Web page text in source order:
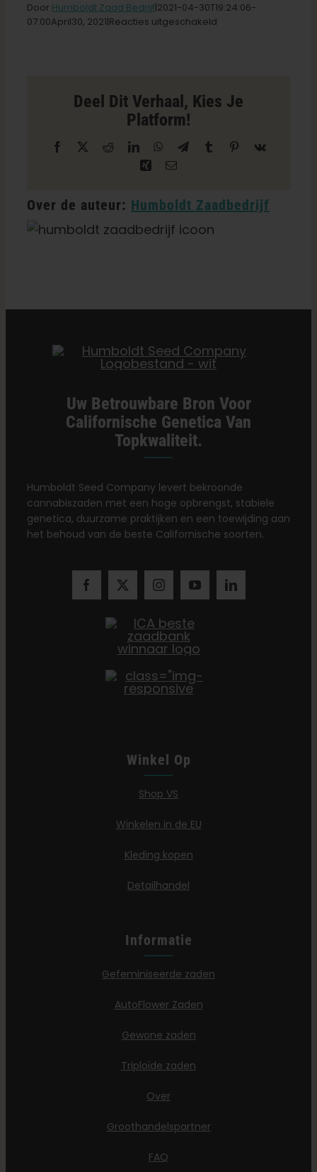
Door Humboldt Zaad Bedrijf|2021-04-30T19:24:06-
07:00April30, 2021|Reacties uitgeschakeld
Dewey
Deel Dit Verhaal, Kies Je
Platform!
Facebook RedditLinkedInWhatsApp
TelegramTumblr Pinterest
Vk
Xing E-
Over de auteur: Humboldt Zaadbedrijf
Uw Betrouwbare Bron Voor
Californische Genetica Van
Topkwaliteit.
Humboldt Seed Company levert bekroonde
cannabiszaden met een hoge opbrengst, stabiele
genetica, duurzame praktijken en een toewijding aan
het behoud van de beste Californische soorten.
Winkel Op
Shop VS
Winkelen in de EU
Kleding kopen
Detailhandel
Informatie
Gefeminiseerde zaden
AutoFlower Zaden
Gewone zaden
Triploïde zaden
Over
Groothandelspartner
FAQ